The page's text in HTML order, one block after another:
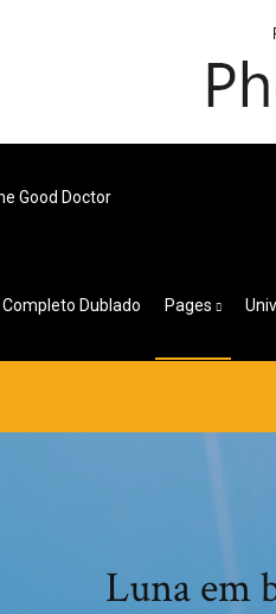
Good Doctor
Dublado Pages
Luna em